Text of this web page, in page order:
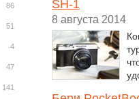
SH-1
8 августа 2014
86
51
4
47
141